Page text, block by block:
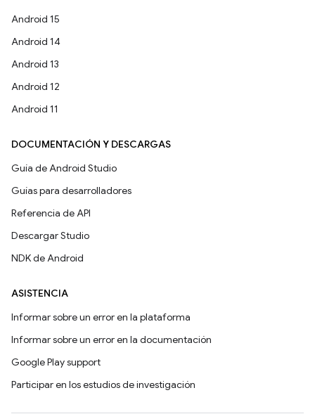
Android 15
Android 14
Android 13
Android 12
Android 11
DOCUMENTACIÓN Y DESCARGAS
Guía de Android Studio
Guías para desarrolladores
Referencia de API
Descargar Studio
NDK de Android
ASISTENCIA
Informar sobre un error en la plataforma
Informar sobre un error en la documentación
Google Play support
Participar en los estudios de investigación